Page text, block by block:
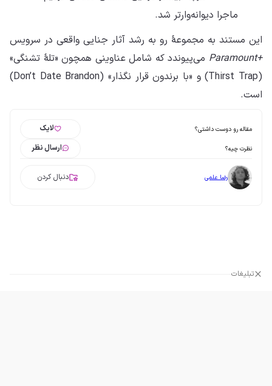
ماجرا دیوانه‌وارتر شد.
این مستند به مجموعهٔ رو به رشد آثار جنایی واقعی در سرویس
+Paramount
می‌پیوندد که شامل عناوینی همچون «تلهٔ تشنگی»
(Thirst Trap) و «با برندون قرار نگذار» (Don’t Date Brandon)
است.
مقاله رو دوست داشتی؟ لایک
نظرت چیه؟ ارسال نظر
رضا علمی دنبال کردن
تبلیغات